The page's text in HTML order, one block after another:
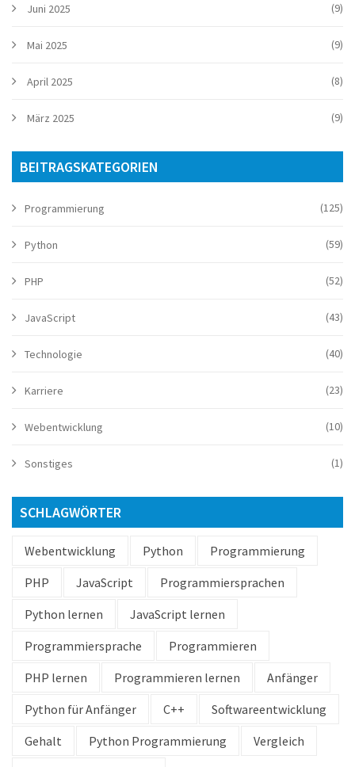
Juni 2025 (9)
Mai 2025 (9)
April 2025 (8)
März 2025 (9)
BEITRAGSKATEGORIEN
Programmierung (125)
Python (59)
PHP (52)
JavaScript (43)
Technologie (40)
Karriere (23)
Webentwicklung (10)
Sonstiges (1)
SCHLAGWÖRTER
Webentwicklung Python
Programmierung
PHP
JavaScript
Programmiersprachen
Python lernen
JavaScript lernen
Programmiersprache
Programmieren
PHP lernen
Programmieren lernen
Anfänger
Python für Anfänger
C++
Softwareentwicklung
Gehalt
Python Programmierung
Vergleich